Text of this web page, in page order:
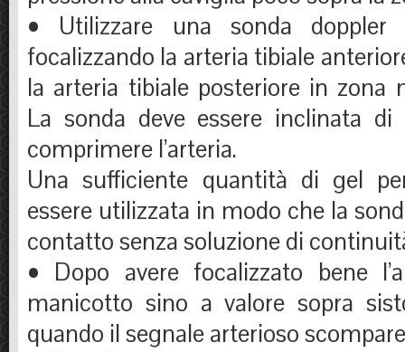
• Utilizzare una sonda
focalizzando la arteria tibiale
la arteria tibiale posteriore in zona
La sonda deve essere inclinata
comprimere l’arteria.
Una sufficiente quantità di gel
essere utilizzata in modo che la
contatto senza soluzione di
• Dopo avere focalizzato bene
manicotto sino a valore sopra
quando il segnale arterioso